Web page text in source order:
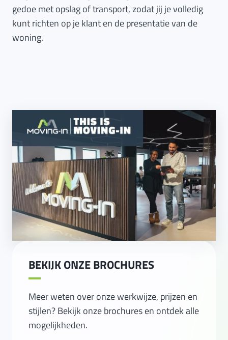
gedoe met opslag of transport, zodat jij je volledig
kunt richten op je klant en de presentatie van de
woning.
BEKIJK ONZE BROCHURES
Meer weten over onze werkwijze, prijzen en
stijlen? Bekijk onze brochures en ontdek alle
mogelijkheden.